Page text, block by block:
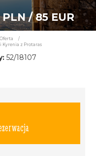
/ 85 EUR
Oferta
/
Kyrenia z Protaras
52/18107